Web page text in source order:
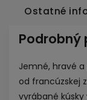
Ostatné
Podrobný
Jemné, hravé
od francúzskej
vyrábané